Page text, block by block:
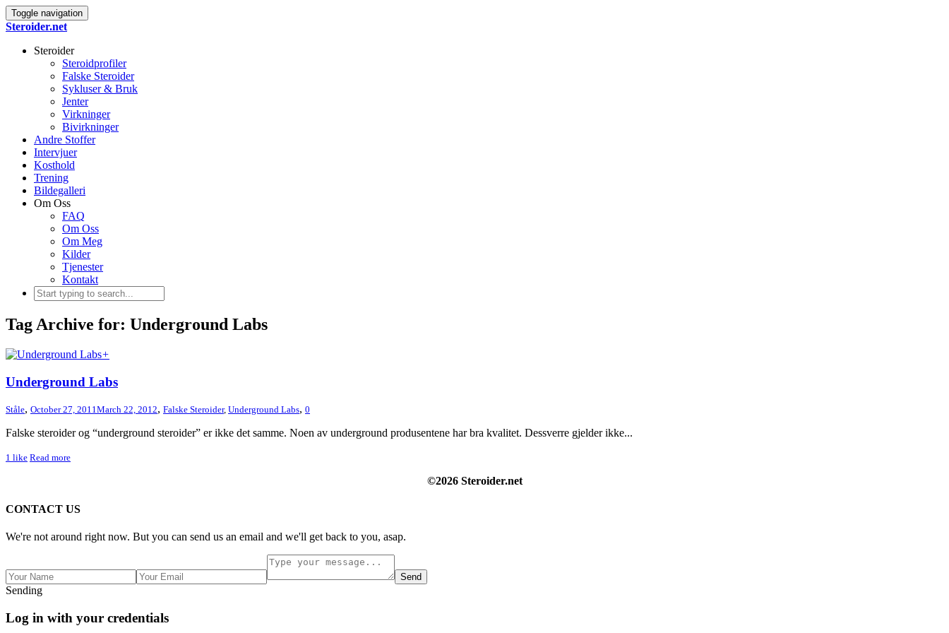
Toggle navigation
Steroider.net
Steroider
Steroidprofiler
Falske Steroider
Sykluser & Bruk
Jenter
Virkninger
Bivirkninger
Andre Stoffer
Intervjuer
Kosthold
Trening
Bildegalleri
Om Oss
FAQ
Om Oss
Om Meg
Kilder
Tjenester
Kontakt
Tag Archive for: Underground Labs
+
Underground Labs
Ståle, October 27, 2011March 22, 2012, Falske Steroider, Underground Labs, 0
Falske steroider og “underground steroider” er ikke det samme. Noen av underground produsentene har bra kvalitet. Dessverre gjelder ikke...
1 like Read more
©2026 Steroider.net
CONTACT US
We're not around right now. But you can send us an email and we'll get back to you, asap.
Send
Sending
Log in with your credentials